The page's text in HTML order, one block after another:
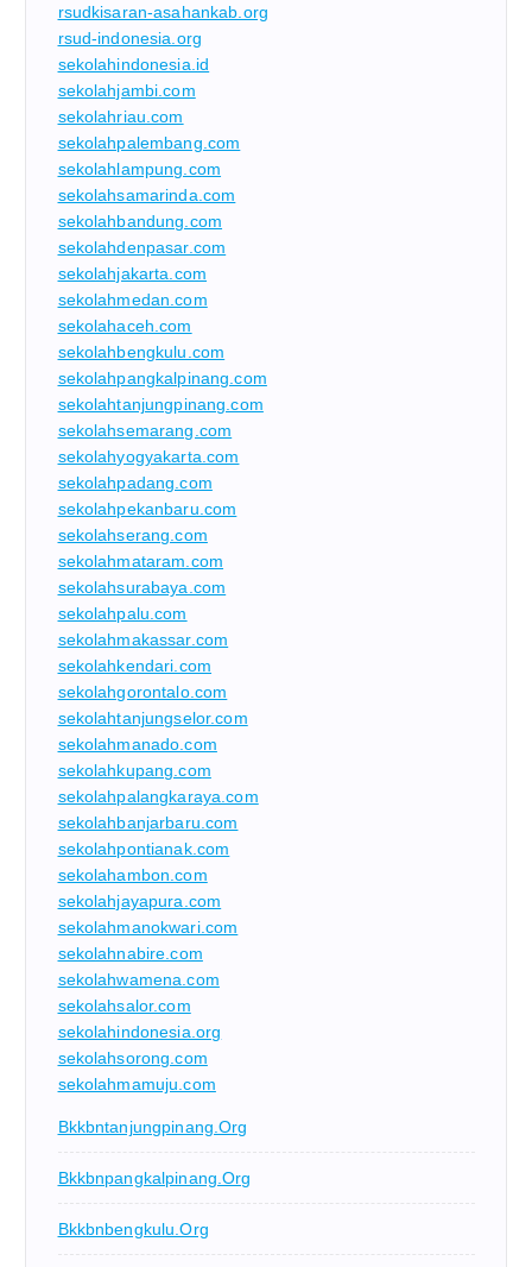
rsudkisaran-asahankab.org
rsud-indonesia.org
sekolahindonesia.id
sekolahjambi.com
sekolahriau.com
sekolahpalembang.com
sekolahlampung.com
sekolahsamarinda.com
sekolahbandung.com
sekolahdenpasar.com
sekolahjakarta.com
sekolahmedan.com
sekolahaceh.com
sekolahbengkulu.com
sekolahpangkalpinang.com
sekolahtanjungpinang.com
sekolahsemarang.com
sekolahyogyakarta.com
sekolahpadang.com
sekolahpekanbaru.com
sekolahserang.com
sekolahmataram.com
sekolahsurabaya.com
sekolahpalu.com
sekolahmakassar.com
sekolahkendari.com
sekolahgorontalo.com
sekolahtanjungselor.com
sekolahmanado.com
sekolahkupang.com
sekolahpalangkaraya.com
sekolahbanjarbaru.com
sekolahpontianak.com
sekolahambon.com
sekolahjayapura.com
sekolahmanokwari.com
sekolahnabire.com
sekolahwamena.com
sekolahsalor.com
sekolahindonesia.org
sekolahsorong.com
sekolahmamuju.com
Bkkbntanjungpinang.org
Bkkbnpangkalpinang.org
Bkkbnbengkulu.org